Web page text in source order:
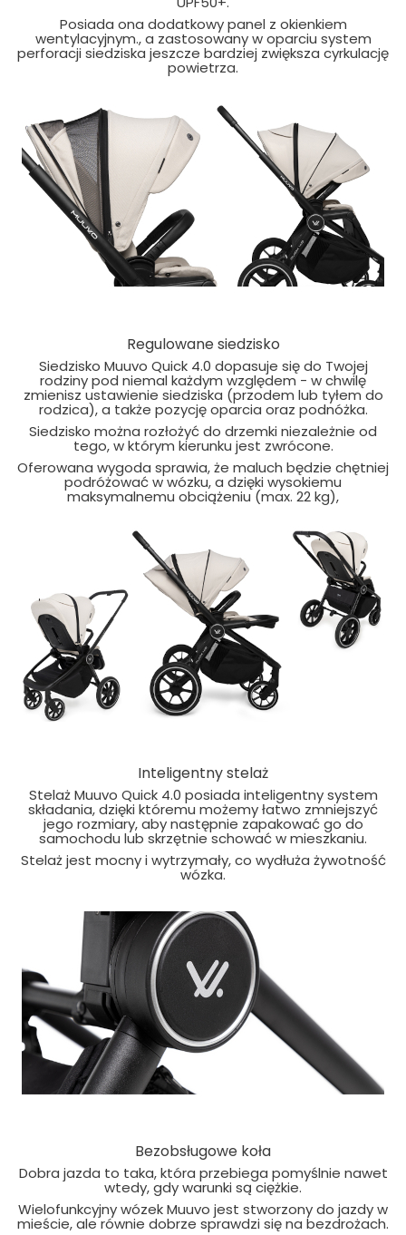
Posiada ona dodatkowy panel z okienkiem
wentylacyjnym., a zastosowany w oparciu system
perforacji siedziska jeszcze bardziej zwiększa cyrkulację
powietrza.
Regulowane siedzisko
Siedzisko Muuvo Quick 4.0 dopasuje się do Twojej
rodziny pod niemal każdym względem - w chwilę
zmienisz ustawienie siedziska (przodem lub tyłem do
rodzica), a także pozycję oparcia oraz podnóżka.
Siedzisko można rozłożyć do drzemki niezależnie od
tego, w którym kierunku jest zwrócone.
Oferowana wygoda sprawia, że maluch będzie chętniej
podróżować w wózku, a dzięki wysokiemu
maksymalnemu obciążeniu (max. 22 kg),
Inteligentny stelaż
Stelaż Muuvo Quick 4.0 posiada inteligentny system
składania, dzięki któremu możemy łatwo zmniejszyć
jego rozmiary, aby następnie zapakować go do
samochodu lub skrzętnie schować w mieszkaniu.
Stelaż jest mocny i wytrzymały, co wydłuża żywotność
wózka.
Bezobsługowe koła
Dobra jazda to taka, która przebiega pomyślnie nawet
wtedy, gdy warunki są ciężkie.
Wielofunkcyjny wózek Muuvo jest stworzony do jazdy w
mieście, ale równie dobrze sprawdzi się na bezdrożach.